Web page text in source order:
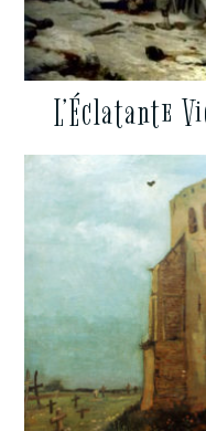
L’Éclatante